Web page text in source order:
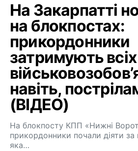
На Закарпатті
на блокпостах:
прикордонники
затримують
навіть,
(ВІДЕО)
На блокпосту КПП «Нижні
прикордонники почали діяти
яка…